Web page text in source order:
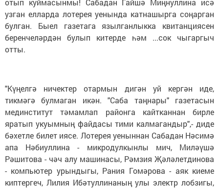
отып куймасынмы! Сабадан Гайшә Миңнуллина исә
узган елларда лотерея уенында катнашырга соңарган
булган. Быел газетага язылганлыкка квитанциясен
беренчеләрдән булып китерде һәм ...сок чыгаргыч
отты.
"Күңелгә ничектер отармын дигән уй кергән иде,
тикмәгә булмаган икән. "Саба таңнары" газетасын
мединститут тәмамлап районга кайтканнан бирле
яратып укуымның файдасы тими калмагандыр",- диде
бәхетле билет иясе. Лотерея уеныннан Сабадан Нәсимә
апа Нәбиуллина - микродулкынлы мич, Миләүшә
Рәшитова - чәч алу машинасы, Рәмзия Җәләлетдинова
- компьютер урындыгы, Рания Гомәрова - аяк киеме
киптергеч, Лилия Ибәтуллинаның улы электр лобзигы,